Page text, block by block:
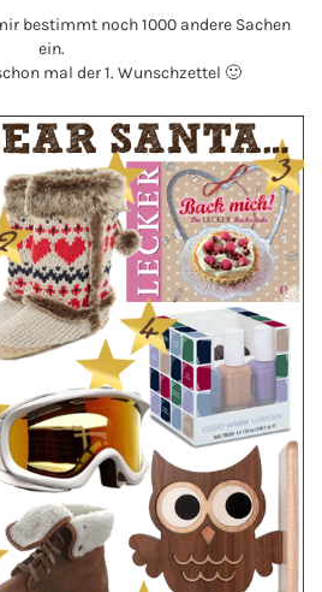
bestimmt noch 1000 andere Sachen
ein.
mal der 1. Wunschzettel 🙂